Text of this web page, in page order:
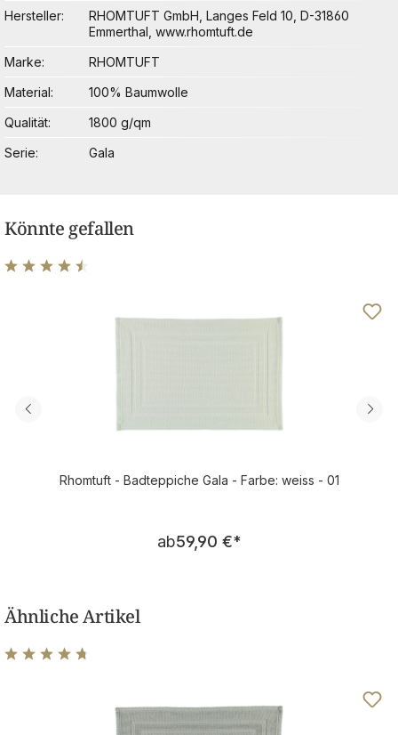
Hersteller
RHOMTUFT GmbH, Langes Feld 10, D-31860
Emmerthal, www.rhomtuft.de
Marke
RHOMTUFT
Material
100% Baumwolle
Qualität
1800 g/qm
Serie
Gala
Könnte gefallen
Rhomtuft - Badteppiche Gala - Farbe: weiss - 01
Regulärer Preis:
ab59,90 €*
Ähnliche Artikel